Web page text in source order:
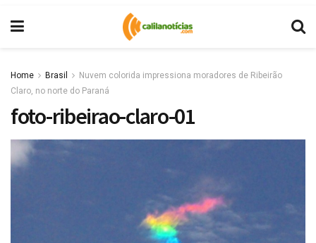
Home Brasil
Nuvem colorida impressiona moradores de Ribeirão
Claro, no norte do Paraná
foto-ribeirao-claro-01